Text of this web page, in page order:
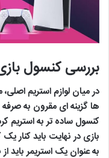
بررسی کنسول
در میان لوازم استریم
ها گزینه ای مقرون به
کنسول ساده تر به استریم
بازی در نهایت باید کنار یک
به عنوان یک استریمر باید